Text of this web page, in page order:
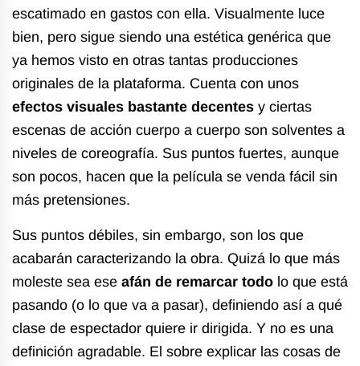
escatimado en gastos con ella. Visualmente luce
bien, pero sigue siendo una estética genérica que
ya hemos visto en otras tantas producciones
originales de la plataforma. Cuenta con unos
efectos visuales bastante decentes y ciertas
escenas de acción cuerpo a cuerpo son solventes a
niveles de coreografía. Sus puntos fuertes, aunque
son pocos, hacen que la película se venda fácil sin
más pretensiones.
Sus puntos débiles, sin embargo, son los que
acabarán caracterizando la obra. Quizá lo que más
moleste sea ese afán de remarcar todo lo que está
pasando (o lo que va a pasar), definiendo así a qué
clase de espectador quiere ir dirigida. Y no es una
definición agradable. El sobre explicar las cosas de